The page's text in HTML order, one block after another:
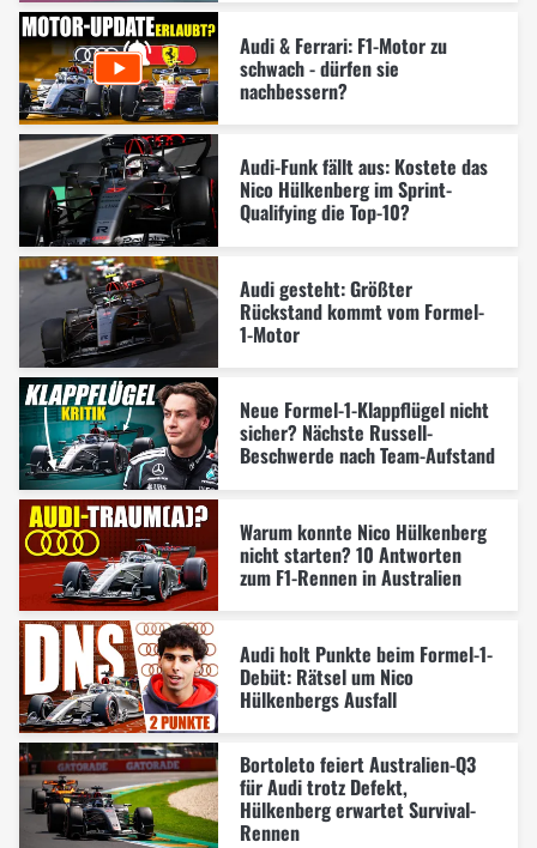
Audi & Ferrari: F1-Motor zu
schwach - dürfen sie
nachbessern?
Audi-Funk fällt aus: Kostete das
Nico Hülkenberg im Sprint-
Qualifying die Top-10?
Audi gesteht: Größter
Rückstand kommt vom Formel-
1-Motor
Neue Formel-1-Klappflügel nicht
sicher? Nächste Russell-
Beschwerde nach Team-Aufstand
Warum konnte Nico Hülkenberg
nicht starten? 10 Antworten
zum F1-Rennen in Australien
Audi holt Punkte beim Formel-1-
Debüt: Rätsel um Nico
Hülkenbergs Ausfall
Bortoleto feiert Australien-Q3
für Audi trotz Defekt,
Hülkenberg erwartet Survival-
Rennen